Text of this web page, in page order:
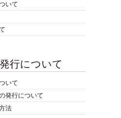
いて
行について
いて
発行について
法